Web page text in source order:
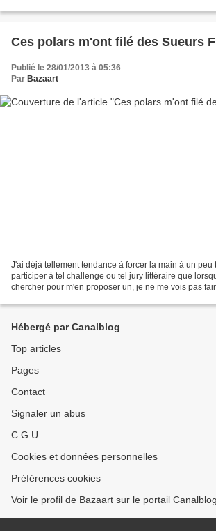
Ces polars m'ont filé des Sueurs
Publié le 28/01/2013 à 05:36
Par Bazaart
J'ai déjà tellement tendance à forcer la main à un peu
participer à tel challenge ou tel jury littéraire que
chercher pour m'en proposer un, je ne me vois pas
Hébergé par Canalblog
Top articles
Pages
Contact
Signaler un abus
C.G.U.
Cookies et données personnelles
Préférences cookies
Voir le profil de Bazaart sur le portail Canalblog